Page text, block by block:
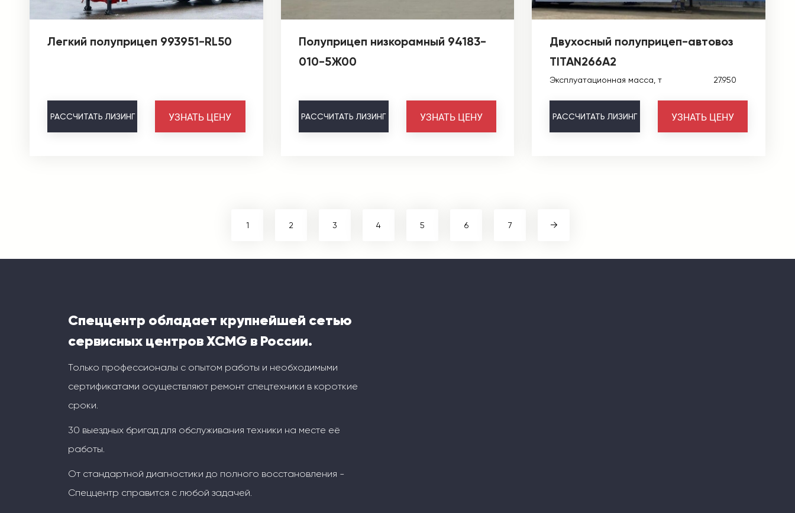
Легкий полуприцеп 993951-RL50
РАССЧИТАТЬ ЛИЗИНГ УЗНАТЬ ЦЕНУ
Полуприцеп низкорамный 94183-
010-5Ж00
РАССЧИТАТЬ ЛИЗИНГ УЗНАТЬ ЦЕНУ
Двухосный полуприцеп-автовоз
TITAN266A2
Эксплуатационная масса, т 27.950
РАССЧИТАТЬ ЛИЗИНГ УЗНАТЬ ЦЕНУ
1 2 3 4 5 6 7
Спеццентр обладает крупнейшей сетью
сервисных центров XCMG в России.
Только профессионалы с опытом работы и необходимыми
сертификатами осуществляют ремонт спецтехники в короткие
сроки.
30 выездных бригад для обслуживания техники на месте её
работы.
От стандартной диагностики до полного восстановления -
Спеццентр справится с любой задачей.